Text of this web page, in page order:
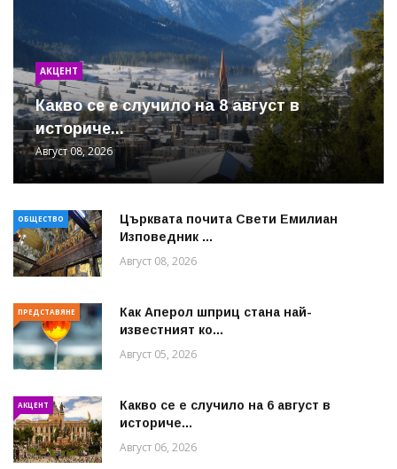
АКЦЕНТ
Какво се е случило на 8 август в
историче...
Август 08, 2026
ОБЩЕСТВО
Църквата почита Свeти Емилиан
Изповедник ...
Август 08, 2026
ПРЕДСТАВЯНЕ
Как Аперол шприц стана най-
известният ко...
Август 05, 2026
АКЦЕНТ
Какво се е случило на 6 август в
историче...
Август 06, 2026